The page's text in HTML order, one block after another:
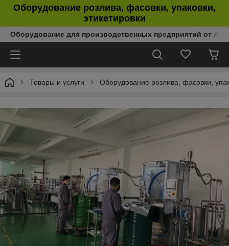
Оборудование розлива, фасовки, упаковки,
этикетировки
Оборудование для производственных предприятий от
Товары и услуги Оборудование розлива, фасовки,